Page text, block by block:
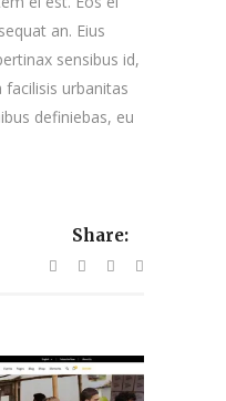
an. Eius
sensibus id,
urbanitas
definiebas, eu
Share: